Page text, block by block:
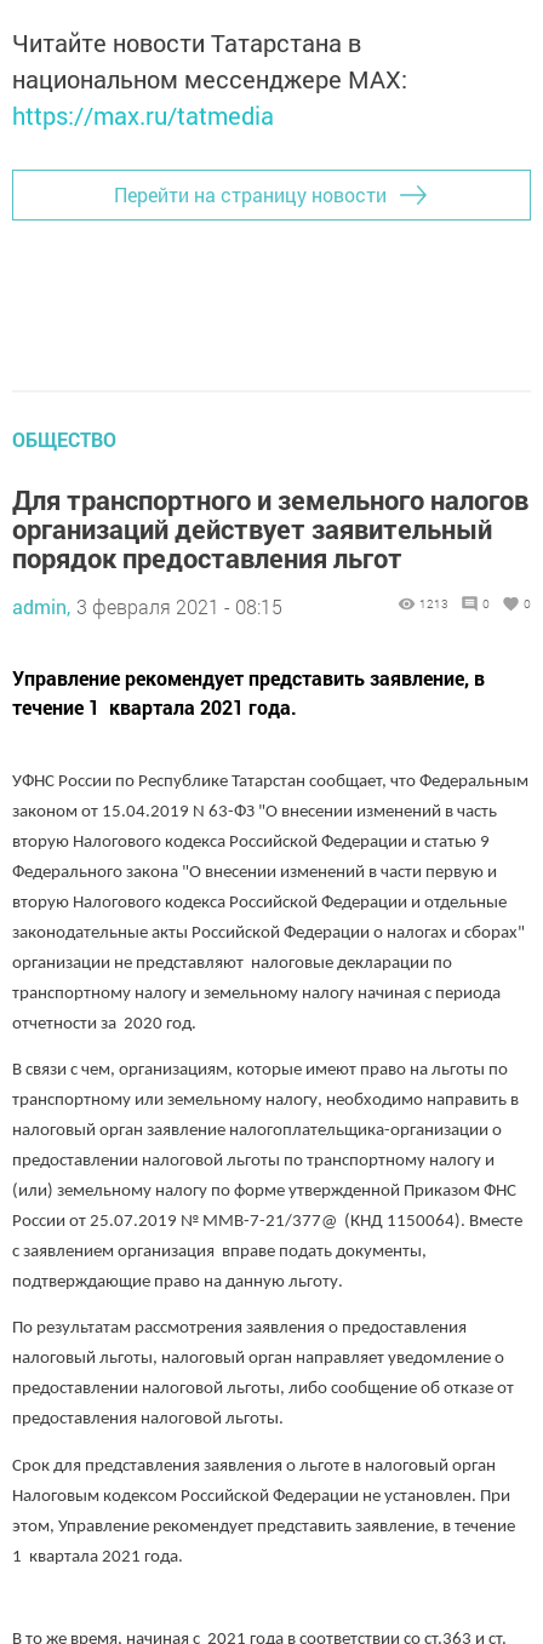
Читайте новости Татарстана в
национальном мессенджере MАХ:
https://max.ru/tatmedia
Перейти на страницу новости
ОБЩЕСТВО
Для транспортного и земельного налогов
организаций действует заявительный
порядок предоставления льгот
admin, 3 февраля 2021 - 08:15 1213 0 0
Управление рекомендует представить заявление, в
течение 1 квартала 2021 года.
УФНС России по Республике Татарстан сообщает, что Федеральным
законом от 15.04.2019 N 63-ФЗ "О внесении изменений в часть
вторую Налогового кодекса Российской Федерации и статью 9
Федерального закона "О внесении изменений в части первую и
вторую Налогового кодекса Российской Федерации и отдельные
законодательные акты Российской Федерации о налогах и сборах"
организации не представляют налоговые декларации по
транспортному налогу и земельному налогу начиная с периода
отчетности за 2020 год.
В связи с чем, организациям, которые имеют право на льготы по
транспортному или земельному налогу, необходимо направить в
налоговый орган заявление налогоплательщика-организации о
предоставлении налоговой льготы по транспортному налогу и
(или) земельному налогу по форме утвержденной Приказом ФНС
России от 25.07.2019 № ММВ-7-21/377@ (КНД 1150064). Вместе
с заявлением организация вправе подать документы,
подтверждающие право на данную льготу.
По результатам рассмотрения заявления о предоставления
налоговый льготы, налоговый орган направляет уведомление о
предоставлении налоговой льготы, либо сообщение об отказе от
предоставления налоговой льготы.
Срок для представления заявления о льготе в налоговый орган
Налоговым кодексом Российской Федерации не установлен. При
этом, Управление рекомендует представить заявление, в течение
1 квартала 2021 года.
В то же время, начиная с 2021 года в соответствии со ст.363 и ст.